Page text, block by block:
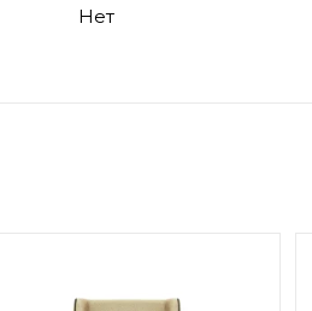
Нет